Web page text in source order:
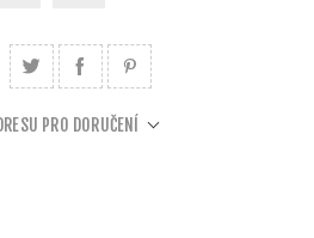
PRO DORUČENÍ